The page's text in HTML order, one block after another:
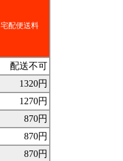
宅配便送料
配送不可
1320円
1270円
870円
870円
870円